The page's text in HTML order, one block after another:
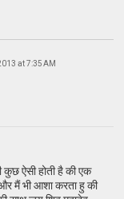
at 7:35 AM
कुछ ऐसी होती है की एक
और मैं भी आशा करता हु की